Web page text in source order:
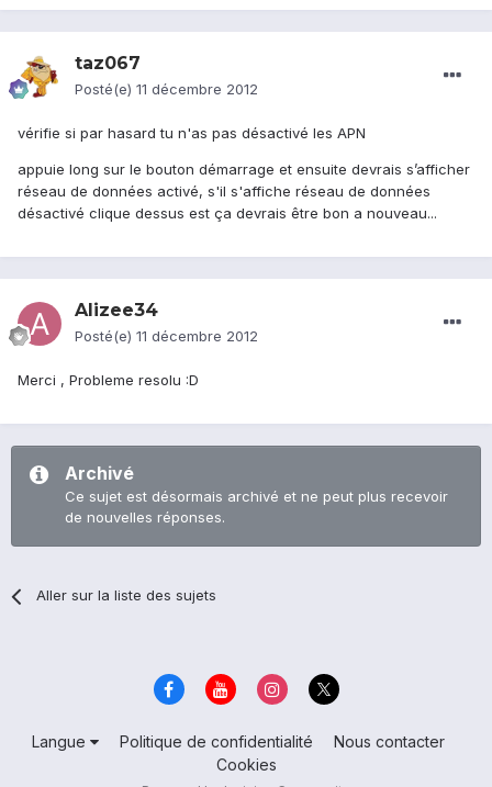
taz067
Posté(e) 11 décembre 2012
vérifie si par hasard tu n'as pas désactivé les APN
appuie long sur le bouton démarrage et ensuite devrais s’afficher
réseau de données activé, s'il s'affiche réseau de données
désactivé clique dessus est ça devrais être bon a nouveau...
Alizee34
Posté(e) 11 décembre 2012
Merci , Probleme resolu :D
Archivé
Ce sujet est désormais archivé et ne peut plus recevoir
de nouvelles réponses.
Aller sur la liste des sujets
Langue Politique de confidentialité
Nous contacter
Cookies